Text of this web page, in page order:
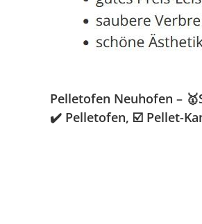
Pelletofen Neuhofen –
✔️ Pelletofen, ☑️ Pellet-